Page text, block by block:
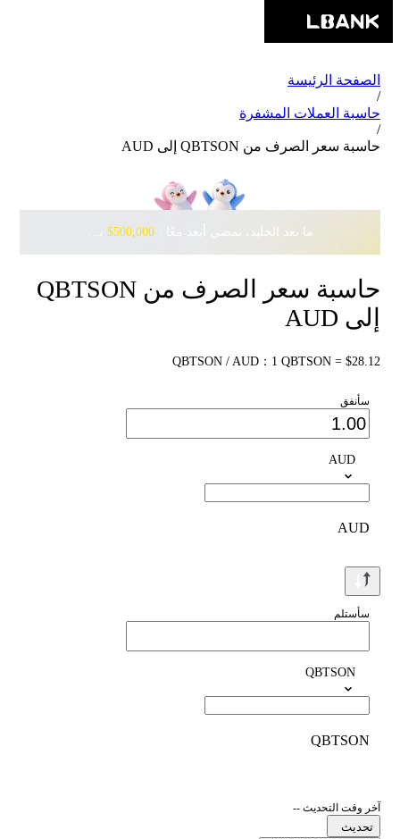
الصفحة الرئيسة
/
حاسبة العملات المشفرة
/
حاسبة سعر الصرف من QBTSON إلى AUD
ما بعد الجليد، نمضي أبعد معًا · ‎ $500,000بانتظارك مع Pudgy Penguins
حاسبة سعر الصرف من QBTSON
إلى AUD
QBTSON / AUD：1 QBTSON = $28.12
سأنفق
AUD
AUD
سأستلم
QBTSON
QBTSON
آخر وقت التحديث --
تحديث